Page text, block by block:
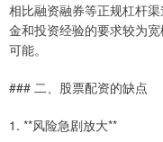
相比融资融券等正规杠杆
金和投资经验的要求较为
可能。
### 二、股票配资的缺点
1. **风险急剧放大**